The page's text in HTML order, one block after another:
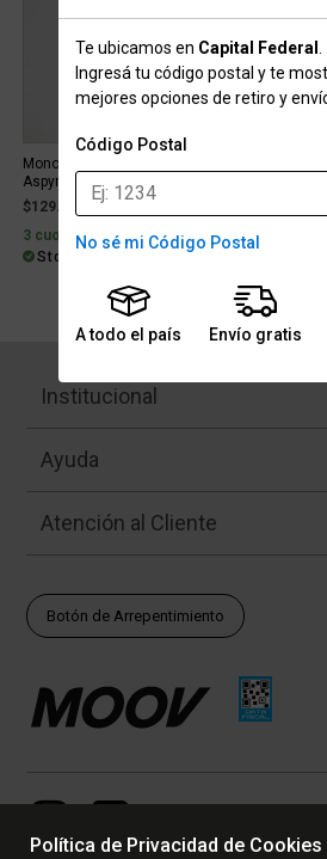
Te ubicamos en Capital Federal
Ingresá tu código postal y te
mejores opciones de retiro y
Código Postal
No sé mi Código Postal
A todo el país Envío gratis
Mono Running adidas ADI365
Aspyre Mujer
$129.999
3 cuotas sin interés de $43.333
Stock para envío
Institucional
Ayuda
Atención al Cliente
Botón de Arrepentimiento
Política de Privacidad de Cookies